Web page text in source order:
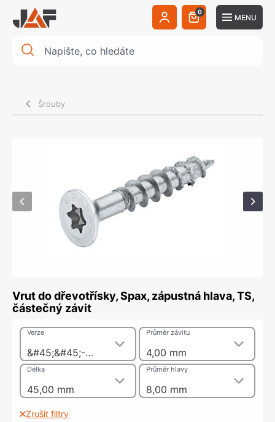
0
MENU
Šrouby
Vrut do dřevotřísky, Spax, zápustná hlava, TS,
částečný závit
&#45;&#45;-Hranatá špička s patentovaným profilem dříku a víceúčelovou hlavou
Verze
4,00 mm
Průměr závitu
45,00 mm
Délka
8,00 mm
Průměr hlavy
Zrušit filtry